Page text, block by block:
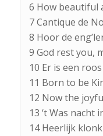
6 How beautiful
7 Cantique de
8 Hoor de
9 God rest you,
10 Er is een
11 Born to be
12 Now the
13 ‘t Was nacht
14 Heerlijk